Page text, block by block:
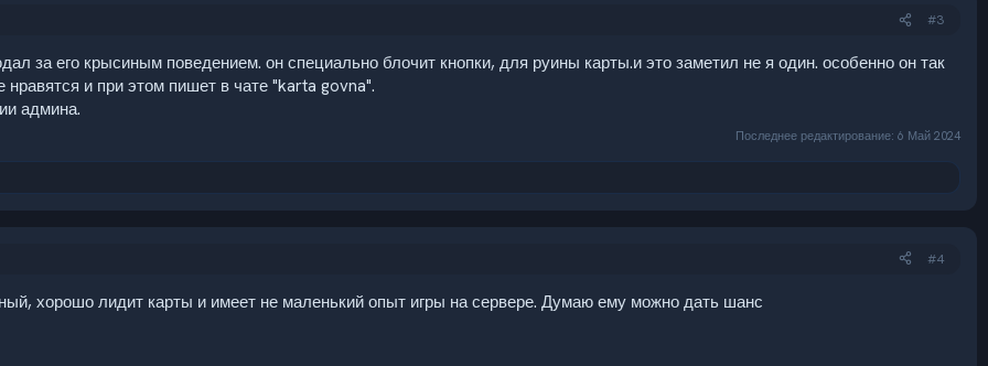
#3
за его крысиным поведением. он специально блочит кнопки, для руины карты.и это заметил не я один. особенно он так
нравятся и при этом пишет в чате "karta govna".
админа.
Последнее редактирование: 6 Май 2024
#4
хорошо лидит карты и имеет не маленький опыт игры на сервере. Думаю ему можно дать шанс